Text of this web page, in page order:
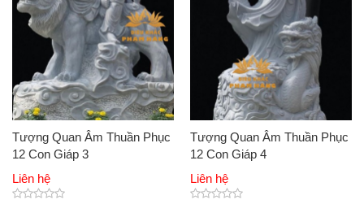
Tượng Quan Âm Thuần Phục
12 Con Giáp 3
Liên hệ
Tượng Quan Âm Thuần Phục
12 Con Giáp 4
Liên hệ